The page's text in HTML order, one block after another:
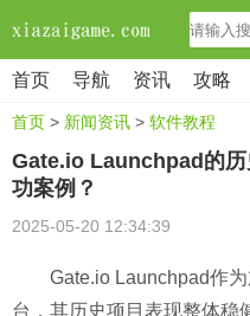
首页 导航 资讯 攻略
首页 > 新闻资讯 > 软件教程
Gate.io Launchpad的历
功案例？
2025-05-20 12:34:39
Gate.io Launchpad作
台，其历史项目表现整体稳